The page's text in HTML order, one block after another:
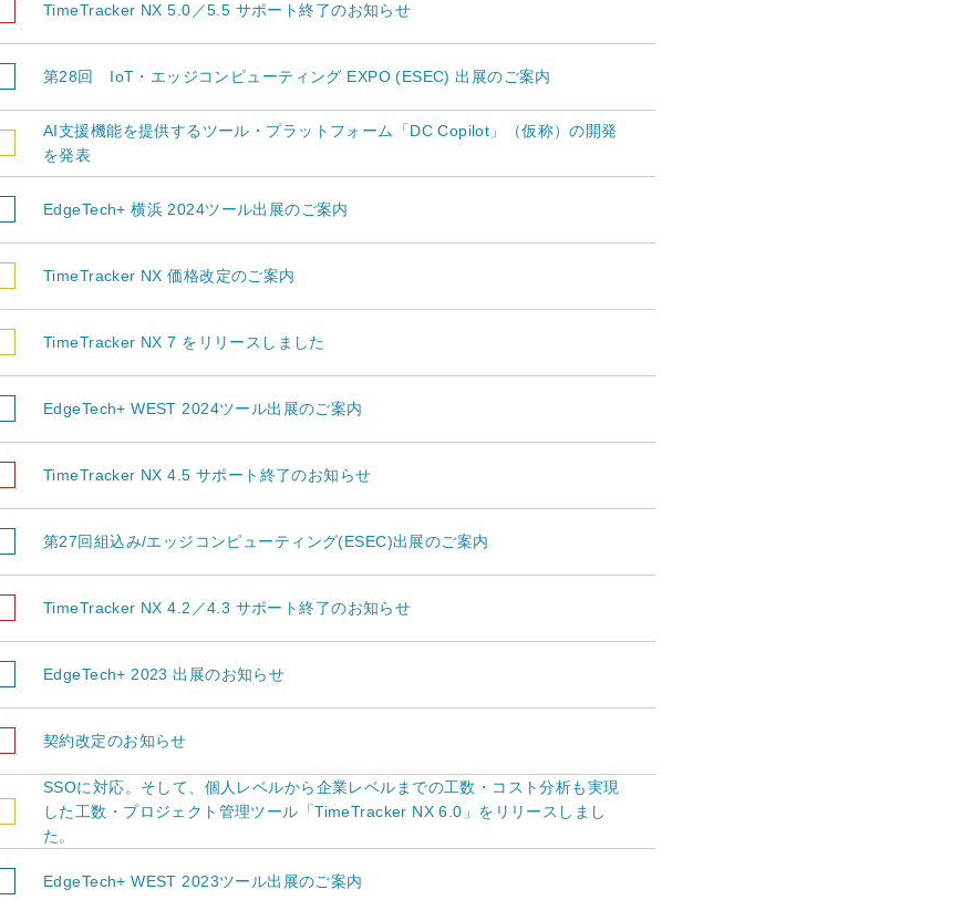
TimeTracker NX 5.0／5.5 サポート終了のお知らせ
第28回 IoT・エッジコンピューティング EXPO (ESEC) 出展のご案内
AI支援機能を提供するツール・プラットフォーム「DC Copilot」（仮称）の開発
を発表
EdgeTech+ 横浜 2024ツール出展のご案内
TimeTracker NX 価格改定のご案内
TimeTracker NX 7 をリリースしました
EdgeTech+ WEST 2024ツール出展のご案内
TimeTracker NX 4.5 サポート終了のお知らせ
第27回組込み/エッジコンピューティング(ESEC)出展のご案内
TimeTracker NX 4.2／4.3 サポート終了のお知らせ
EdgeTech+ 2023 出展のお知らせ
契約改定のお知らせ
SSOに対応。そして、個人レベルから企業レベルまでの工数・コスト分析も実現
した工数・プロジェクト管理ツール「TimeTracker NX 6.0」をリリースしまし
た。
EdgeTech+ WEST 2023ツール出展のご案内